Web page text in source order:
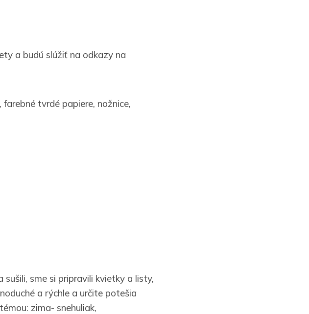
a budú slúžiť na odkazy na
tvrdé papiere, nožnice,
sme si pripravili kvietky a listy,
a rýchle a určite potešia
zima- snehuliak,